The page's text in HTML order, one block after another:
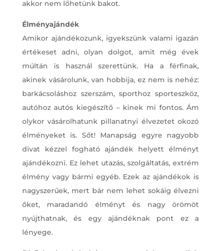
akkor nem lőhetünk bakot.
Élményajándék
Amikor ajándékozunk, igyekszünk valami igazán
értékeset adni, olyan dolgot, amit még évek
múltán is használ szerettünk. Ha a férfinak,
akinek vásárolunk, van hobbija, ez nem is nehéz:
barkácsoláshoz szerszám, sporthoz sporteszköz,
autóhoz autós kiegészítő – kinek mi fontos. Ám
olykor vásárolhatunk pillanatnyi élvezetet okozó
élményeket is. Sőt! Manapság egyre nagyobb
divat kézzel fogható ajándék helyett élményt
ajándékozni. Ez lehet utazás, szolgáltatás, extrém
élmény vagy bármi egyéb. Ezek az ajándékok is
nagyszerűek, mert bár nem lehet sokáig élvezni
őket, maradandó élményt és nagy örömöt
nyújthatnak, és egy ajándéknak pont ez a
lényege.